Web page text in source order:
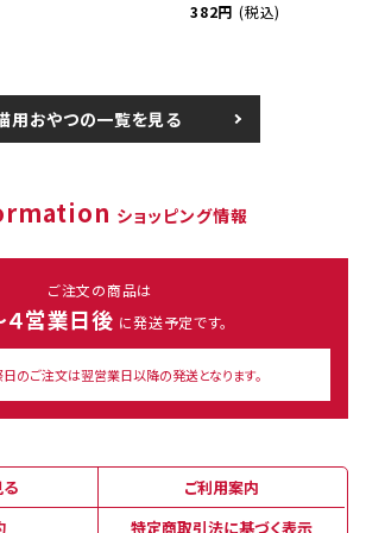
382円 (税込)
用おやつの一覧を見る
ショッピング情報
ご注文の商品は
４営業日後 に発送予定です。
のご注文は翌営業日以降の発送となります。
ご利用案内
特定商取引法に基づく表示